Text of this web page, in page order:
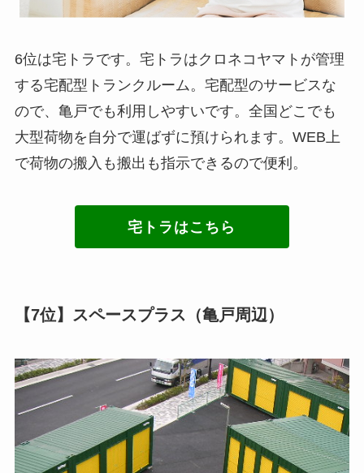
6位は宅トラです。宅トラはクロネコヤマトが管理
する宅配型トランクルーム。宅配型のサービスな
ので、亀戸でも利用しやすいです。全国どこでも
大型荷物を自分で運ばずに預けられます。WEB上
で荷物の搬入も搬出も指示できるので便利。
宅トラはこちら
【7位】スペースプラス（亀戸周辺）